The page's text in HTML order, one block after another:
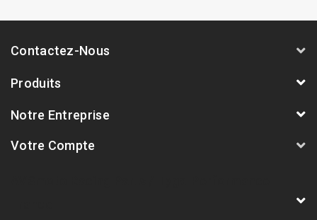
Contactez-Nous
Produits
Notre Entreprise
Votre Compte